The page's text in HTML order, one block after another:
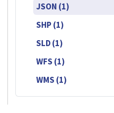
JSON (1)
SHP (1)
SLD (1)
WFS (1)
WMS (1)